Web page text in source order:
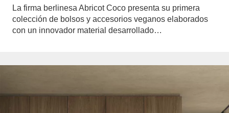
La firma berlinesa Abricot Coco presenta su primera
colección de bolsos y accesorios veganos elaborados
con un innovador material desarrollado…